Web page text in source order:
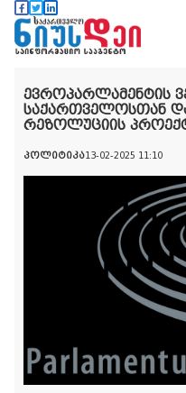
ევროპარლამენტის
საქართველოსთან
რეზოლუციის
პოლიტიკა13-02-2025 11:10